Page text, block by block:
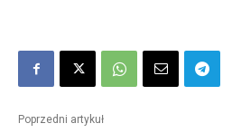
Poprzedni artykuł